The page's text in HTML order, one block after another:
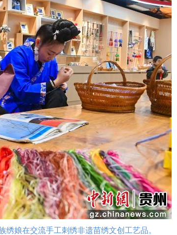
娘在交流手工刺绣非遗苗绣文创工艺品。